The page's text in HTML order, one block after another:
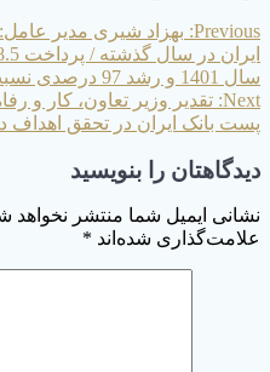
راهبری
نوشته
Previous:
Previous
post:
سال 1401 و رشد 97 درصدی نسبت به سال 1400
Next:
Next
post:
تقدیر وزیر تعاون، کار و
پست بانک ایران در تحقق اهداف
دیدگاهتان را بنویسید
نشانی ایمیل شما منتشر نخواهد
علامت‌گذاری شده‌اند *